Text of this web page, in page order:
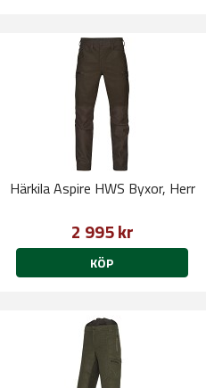
Härkila Aspire HWS Byxor, Herr
2 995 kr
KÖP